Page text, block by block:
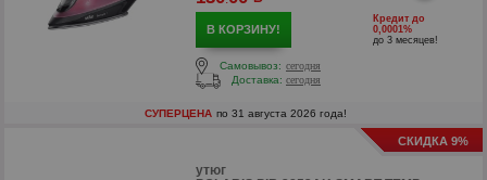
В КОРЗИНУ!
Кредит до
0,0001%
до 3 месяцев!
Самовывоз: сегодня
Доставка: сегодня
СУПЕРЦЕНА по 31 августа 2026 года!
СКИДКА 9%
утюг